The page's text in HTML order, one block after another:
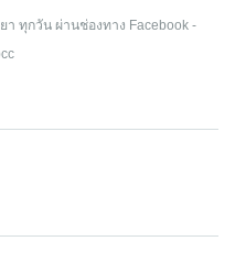
ทุกวัน ผ่านช่องทาง Facebook -